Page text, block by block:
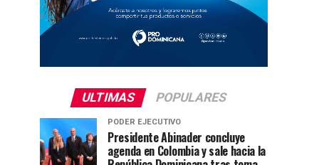
ULTIMAS POPULARES
PODER EJECUTIVO
Presidente Abinader concluye
agenda en Colombia y sale hacia la